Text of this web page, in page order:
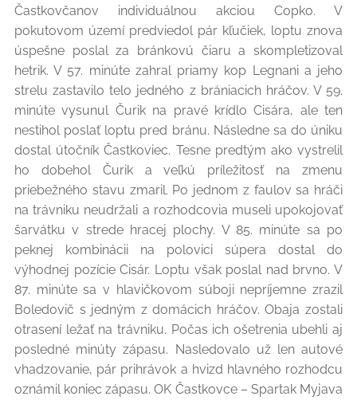
Častkovčanov individuálnou akciou Copko. V
pokutovom území predviedol pár kľučiek, loptu znova
úspešne poslal za bránkovú čiaru a skompletizoval
hetrik. V 57. minúte zahral priamy kop Legnani a jeho
strelu zastavilo telo jedného z brániacich hráčov. V 59.
minúte vysunul Čurik na pravé krídlo Cisára, ale ten
nestihol poslať loptu pred bránu. Následne sa do úniku
dostal útočník Častkoviec. Tesne predtým ako vystrelil
ho dobehol Čurik a veľkú príležitosť na zmenu
priebežného stavu zmaril. Po jednom z faulov sa hráči
na trávniku neudržali a rozhodcovia museli upokojovať
šarvátku v strede hracej plochy. V 85. minúte sa po
peknej kombinácii na polovici súpera dostal do
výhodnej pozície Cisár. Loptu však poslal nad brvno. V
87. minúte sa v hlavičkovom súboji nepríjemne zrazil
Boledovič s jedným z domácich hráčov. Obaja zostali
otrasení ležať na trávniku. Počas ich ošetrenia ubehli aj
posledné minúty zápasu. Nasledovalo už len autové
vhadzovanie, pár prihrávok a hvizd hlavného rozhodcu
oznámil koniec zápasu. OK Častkovce – Spartak Myjava